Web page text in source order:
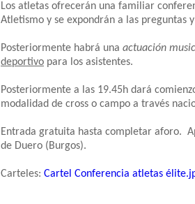
Los atletas ofrecerán una familiar
Atletismo y se expondrán a las preguntas
Posteriormente habrá una actuación
deportivo para los asistentes.
Posteriormente a las 19.45h dará
modalidad de cross o campo a través
Entrada gratuita hasta completar aforo.
de Duero (Burgos).
Carteles: Cartel Conferencia atletas